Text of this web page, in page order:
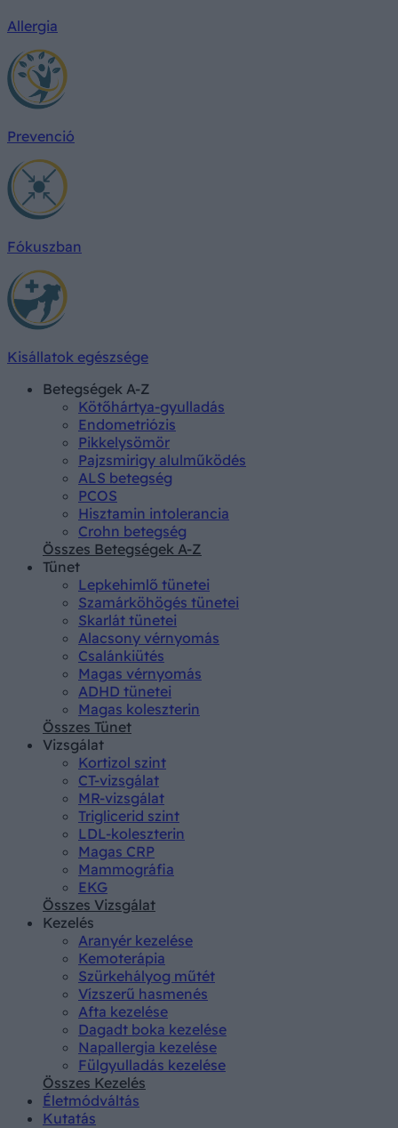
Allergia
Prevenció
Fókuszban
Kisállatok egészsége
Betegségek A-Z
Kötőhártya-gyulladás
Endometriózis
Pikkelysömör
Pajzsmirigy alulműködés
ALS betegség
PCOS
Hisztamin intolerancia
Crohn betegség
Összes Betegségek A-Z
Tünet
Lepkehimlő tünetei
Szamárköhögés tünetei
Skarlát tünetei
Alacsony vérnyomás
Csalánkiütés
Magas vérnyomás
ADHD tünetei
Magas koleszterin
Összes Tünet
Vizsgálat
Kortizol szint
CT-vizsgálat
MR-vizsgálat
Triglicerid szint
LDL-koleszterin
Magas CRP
Mammográfia
EKG
Összes Vizsgálat
Kezelés
Aranyér kezelése
Kemoterápia
Szürkehályog műtét
Vízszerű hasmenés
Afta kezelése
Dagadt boka kezelése
Napallergia kezelése
Fülgyulladás kezelése
Összes Kezelés
Életmódváltás
Kutatás